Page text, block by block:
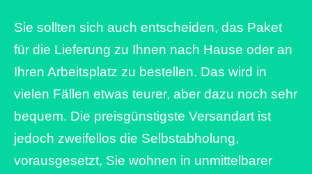
Sie sollten sich auch entscheiden, das Paket
für die Lieferung zu Ihnen nach Hause oder an
Ihren Arbeitsplatz zu bestellen. Das wird in
vielen Fällen etwas teurer, aber dazu noch sehr
bequem. Die preisgünstigste Versandart ist
jedoch zweifellos die Selbstabholung,
vorausgesetzt, Sie wohnen in unmittelbarer